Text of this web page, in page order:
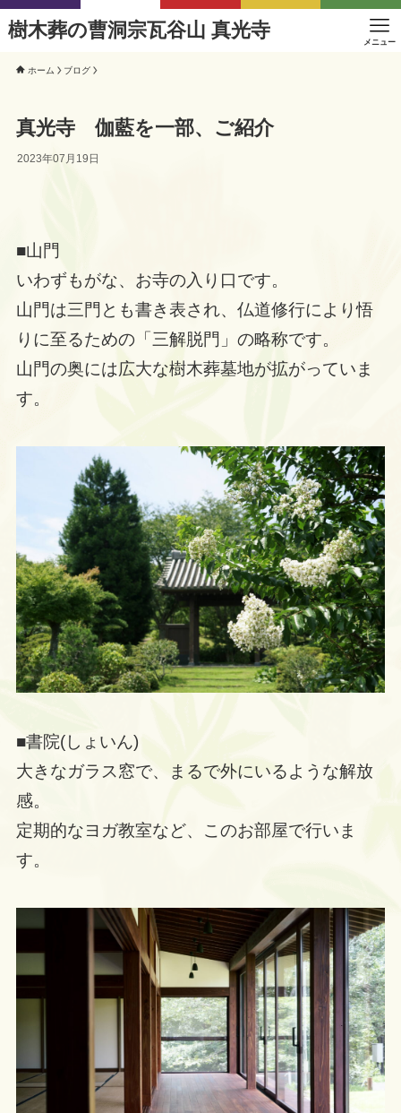
樹木葬の曹洞宗瓦谷山 真光寺
メニュー
ホーム ブログ
真光寺 伽藍を一部、ご紹介
2023年07月19日
■山門
いわずもがな、お寺の入り口です。
山門は三門とも書き表され、仏道修行により悟
りに至るための「三解脱門」の略称です。
山門の奥には広大な樹木葬墓地が拡がっていま
す。
■書院(しょいん)
大きなガラス窓で、まるで外にいるような解放
感。
定期的なヨガ教室など、このお部屋で行いま
す。